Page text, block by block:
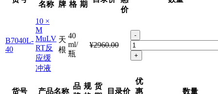
名称
牌 格 期
价
B7040L-
40
10 ×
M
MuLV
RT反
应缓
冲液
天
根
40
ml/
瓶
¥2960.00
-
+
货号 产品名称
品 规 货
目录价
优
惠
数量